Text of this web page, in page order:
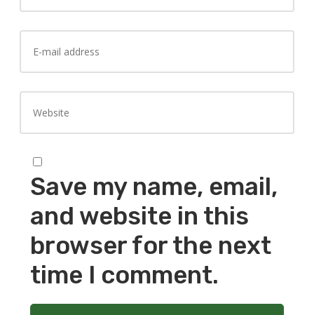
Save my name, email,
and website in this
browser for the next
time I comment.